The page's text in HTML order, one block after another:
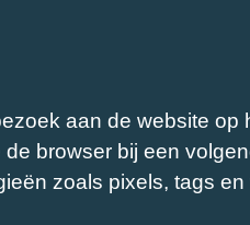
aan de website
browser bij een
zoals pixels, tags